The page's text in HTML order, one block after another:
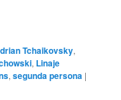
Tchaikovsky,
, Linaje
,segunda persona |